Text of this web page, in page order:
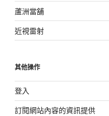
蘆洲當舖
近視雷射
其他操作
登入
訂閱網站內容的資訊提供